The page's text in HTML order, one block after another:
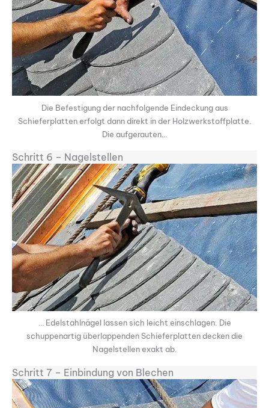
Die Befestigung der nachfolgende Eindeckung aus
Schieferplatten erfolgt dann direkt in der Holzwerkstoffplatte.
Die aufgerauten…
Schritt 6 – Nagelstellen
… Edelstahlnägel lassen sich leicht einschlagen. Die
schuppenartig überlappenden Schieferplatten decken die
Nagelstellen exakt ab.
Schritt 7 – Einbindung von Blechen